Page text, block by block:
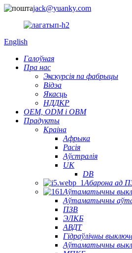
jack@yuanky.com
English
Галоўная
Пра нас
Экскурсія па фабрыцы
Відэа
Якасць
НДДКР
OEM, ODM і OBM
Прадукты
Краіна
Афрыка
Расія
Аўстралія
UK
DB
Абарона ад
Аўтаматычны
Аўтаматычны
ПЗВ
ЭЛКБ
АВДТ
Гідраўлічны
Аўтаматычны